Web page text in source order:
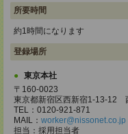
所要時間
約1時間になります
登録場所
東京本社
〒160-0023
東京都新宿区西新宿1-13-12
TEL：0120-921-871
MAIL： worker@nissonet.co.jp
担当：採用担当者